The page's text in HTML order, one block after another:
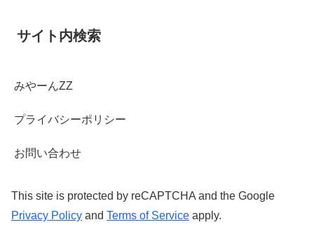
サイト内検索
みやーんZZ
プライバシーポリシー
お問い合わせ
This site is protected by reCAPTCHA and the Google
Privacy Policy and Terms of Service apply.